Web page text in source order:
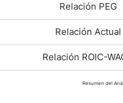
Relación PEG
Relación Actual
Relación ROIC-
Resumen del